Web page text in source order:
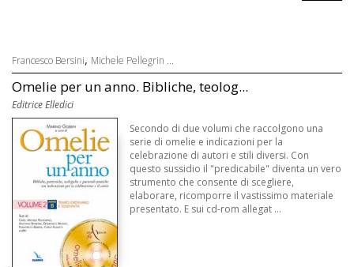
Francesco Bersini, Michele Pellegrin ...
Omelie per un anno. Bibliche, teolog...
Editrice Elledici
Secondo di due volumi che raccolgono una
serie di omelie e indicazioni per la
celebrazione di autori e stili diversi. Con
questo sussidio il "predicabile" diventa un vero
strumento che consente di scegliere,
elaborare, ricomporre il vastissimo materiale
presentato. E sui cd-rom allegat ...